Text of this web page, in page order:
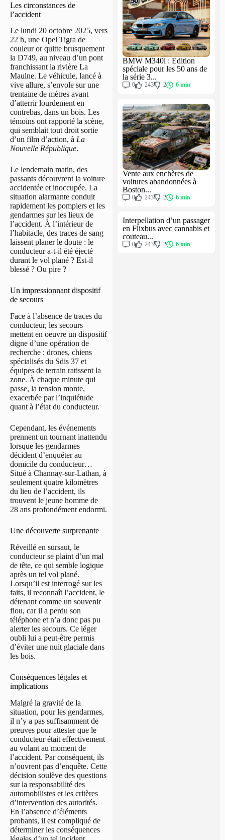
Les circonstances de
l’accident
Le lundi 20 octobre 2025, vers
22 h, une Opel Tigra de
couleur or quitte brusquement
la D749, au niveau d’un pont
franchissant la rivière La
Maulne. Le véhicule, lancé à
vive allure, s’envole sur une
trentaine de mètres avant
d’atterrir lourdement en
contrebas, dans un bois. Les
témoins ont rapporté la scène,
qui semblait tout droit sortie
d’un film d’action, à La
Nouvelle République.
Le lendemain matin, des
passants découvrent la voiture
accidentée et inoccupée. La
situation alarmante conduit
rapidement les pompiers et les
gendarmes sur les lieux de
l’accident. À l’intérieur de
l’habitacle, des traces de sang
laissent planer le doute : le
conducteur a-t-il été éjecté
durant le vol plané ? Est-il
blessé ? Ou pire ?
Un impressionnant dispositif
de secours
Face à l’absence de traces du
conducteur, les secours
mettent en oeuvre un dispositif
digne d’une opération de
recherche : drones, chiens
spécialisés du Sdis 37 et
équipes de terrain ratissent la
zone. À chaque minute qui
passe, la tension monte,
exacerbée par l’inquiétude
quant à l’état du conducteur.
Cependant, les événements
prennent un tournant inattendu
lorsque les gendarmes
décident d’enquêter au
domicile du conducteur…
Situé à Channay-sur-Lathan, à
seulement quatre kilomètres
du lieu de l’accident, ils
trouvent le jeune homme de
28 ans profondément endormi.
Une découverte surprenante
Réveillé en sursaut, le
conducteur se plaint d’un mal
de tête, ce qui semble logique
après un tel vol plané.
Lorsqu’il est interrogé sur les
faits, il reconnaît l’accident, le
détenant comme un souvenir
flou, car il a perdu son
téléphone et n’a donc pas pu
alerter les secours. Ce léger
oubli lui a peut-être permis
d’éviter une nuit glaciale dans
les bois.
Conséquences légales et
implications
Malgré la gravité de la
situation, pour les gendarmes,
il n’y a pas suffisamment de
preuves pour attester que le
conducteur était effectivement
au volant au moment de
l’accident. Par conséquent, ils
n’ouvrent pas d’enquête. Cette
décision soulève des questions
sur la responsabilité des
automobilistes et les critères
d’intervention des autorités.
En l’absence d’éléments
probants, il est compliqué de
déterminer les conséquences
BMW M340i : Édition
spéciale pour les 50 ans de
la série 3...
0 243 2 6 min
Vente aux enchères de
voitures abandonnées à
Boston...
0 243 2 6 min
Interpellation d’un passager
en Flixbus avec cannabis et
couteau...
0 243 2 6 min